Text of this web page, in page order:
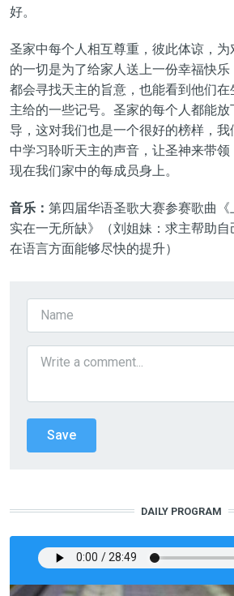
好。
圣家中每个人 相互尊重，彼此体谅，
的一切是为了给家人送上一份幸福快乐
都会寻找天主的旨意， 也能看到他们在
主给的一些记号。圣家的每个人都能放
导，这对我们也是一个很好的榜样， 我
中学习聆听天主的声音，让圣神来带
现在我们家中的每成员身上。
音乐： 第四届华语圣歌大赛参赛歌曲
实在一无所缺》（刘姐妹：求主帮助自
在语言方面能够尽快的提升）
DAILY PROGRAM